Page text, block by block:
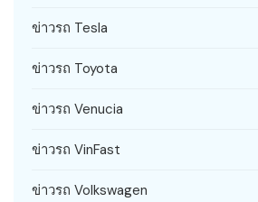
ข่าวรถ Tesla
ข่าวรถ Toyota
ข่าวรถ Venucia
ข่าวรถ VinFast
ข่าวรถ Volkswagen